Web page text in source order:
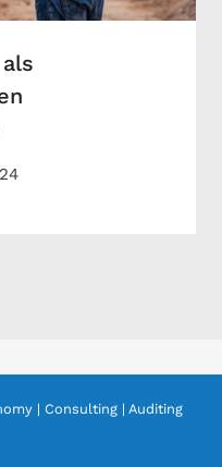
| Consulting | Auditing